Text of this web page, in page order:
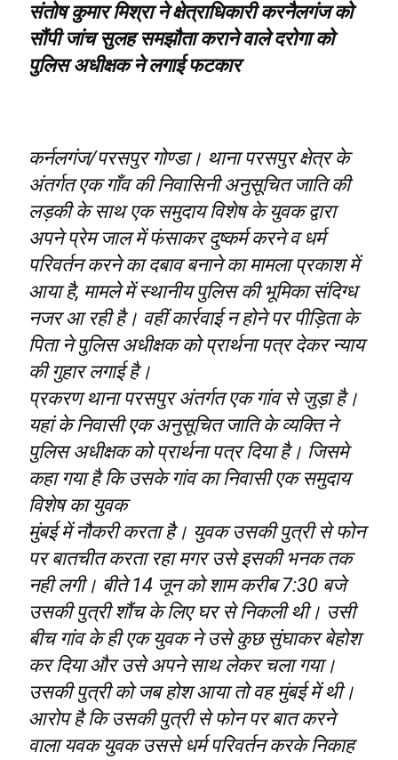
संतोष कुमार मिश्रा ने क्षेत्राधिकारी करनैलगंज को
सौंपी जांच सुलह समझौता कराने वाले दरोगा को
पुलिस अधीक्षक ने लगाई फटकार
कर्नलगंज/परसपुर गोण्डा। थाना परसपुर क्षेत्र के
अंतर्गत एक गाँव की निवासिनी अनुसूचित जाति की
लड़की के साथ एक समुदाय विशेष के युवक द्वारा
अपने प्रेम जाल में फंसाकर दुष्कर्म करने व धर्म
परिवर्तन करने का दबाव बनाने का मामला प्रकाश में
आया है, मामले में स्थानीय पुलिस की भूमिका संदिग्ध
नजर आ रही है। वहीं कार्रवाई न होने पर पीड़िता के
पिता ने पुलिस अधीक्षक को प्रार्थना पत्र देकर न्याय
की गुहार लगाई है।
प्रकरण थाना परसपुर अंतर्गत एक गांव से जुड़ा है।
यहां के निवासी एक अनुसूचित जाति के व्यक्ति ने
पुलिस अधीक्षक को प्रार्थना पत्र दिया है। जिसमे
कहा गया है कि उसके गांव का निवासी एक समुदाय
विशेष का युवक
मुंबई में नौकरी करता है। युवक उसकी पुत्री से फोन
पर बातचीत करता रहा मगर उसे इसकी भनक तक
नही लगी। बीते 14 जून को शाम करीब 7:30 बजे
उसकी पुत्री शौंच के लिए घर से निकली थी। उसी
बीच गांव के ही एक युवक ने उसे कुछ सुंघाकर बेहोश
कर दिया और उसे अपने साथ लेकर चला गया।
उसकी पुत्री को जब होश आया तो वह मुंबई में थी।
आरोप है कि उसकी पुत्री से फोन पर बात करने
वाला यवक युवक उससे धर्म परिवर्तन करके निकाह